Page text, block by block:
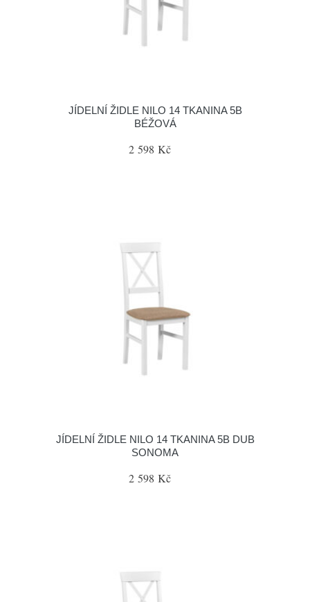
JÍDELNÍ ŽIDLE NILO 14 TKANINA 5B
BÉŽOVÁ
2 598 Kč
JÍDELNÍ ŽIDLE NILO 14 TKANINA 5B DUB
SONOMA
2 598 Kč